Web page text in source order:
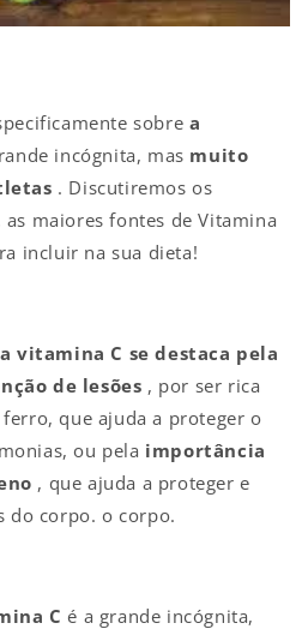
sobre a
incógnita, mas muito
. Discutiremos os
maiores fontes de Vitamina
incluir na sua dieta!
a vitamina C se destaca pela
de lesões , por ser rica
que ajuda a proteger o
ou pela importância
, que ajuda a proteger e
do corpo. o corpo.
C é a grande incógnita,